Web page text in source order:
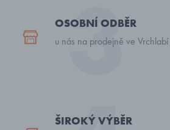
OSOBNÍ ODBĚR
u nás na prodejně ve Vrchlabí
ŠIROKÝ VÝBĚR